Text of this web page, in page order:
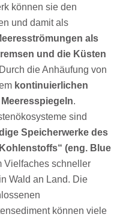
können sie den
und damit als
als
und die Küsten
die Anhäufung von
kontinuierlichen
.
sind
Speicherwerke des
(eng. Blue
Vielfaches schneller
Wald an Land. Die
können viele